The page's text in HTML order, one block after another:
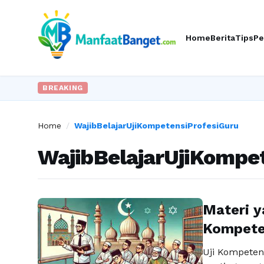
HomeBeritaTips
BREAKING
Home / WajibBelajarUjiKompetensiProfesiGuru
Materi
Uji